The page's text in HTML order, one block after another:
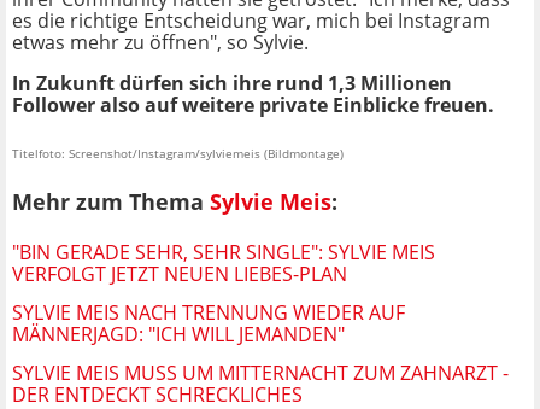
es die richtige Entscheidung war, mich bei Instagram
etwas mehr zu öffnen", so Sylvie.
In Zukunft dürfen sich ihre rund 1,3 Millionen
Follower also auf weitere private Einblicke freuen.
Titelfoto: Screenshot/Instagram/sylviemeis (Bildmontage)
Mehr zum Thema Sylvie Meis:
"BIN GERADE SEHR, SEHR SINGLE": SYLVIE MEIS
VERFOLGT JETZT NEUEN LIEBES-PLAN
SYLVIE MEIS NACH TRENNUNG WIEDER AUF
MÄNNERJAGD: "ICH WILL JEMANDEN"
SYLVIE MEIS MUSS UM MITTERNACHT ZUM ZAHNARZT -
DER ENTDECKT SCHRECKLICHES